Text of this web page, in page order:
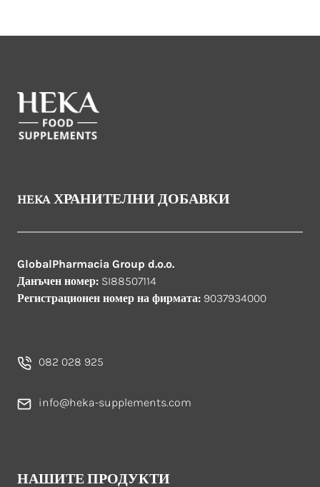
HEKA ХРАНИТЕЛНИ ДОБАВКИ
GlobalPharmacia Group d.o.o.
Данъчен номер: SI88507114
Регистрационен номер на фирмата: 9037934000
082 028 925
info@heka-supplements.com
НАШИТЕ ПРОДУКТИ